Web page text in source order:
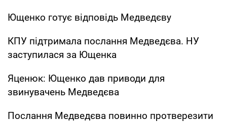
Ющенко готує відповідь Медведєву
КПУ підтримала послання Медведєва. НУ
заступилася за Ющенка
Яценюк: Ющенко дав приводи для
звинувачень Медведєва
Послання Медведєва повинно протверезити